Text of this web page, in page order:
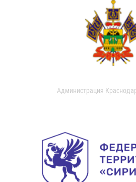
Администрация